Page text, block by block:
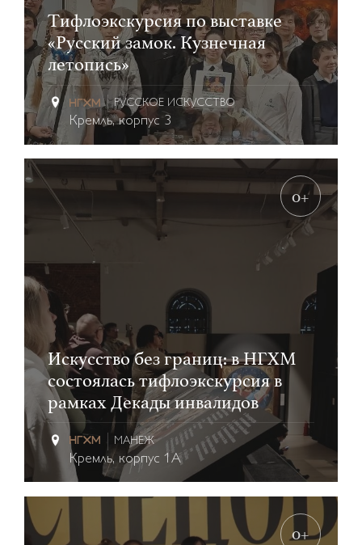
Тифлоэкскурсия по выставке
«Русский замок. Кузнечная
летопись»
РУССКОЕ ИСКУССТВО
Кремль, корпус 3
0+
Искусство без границ: в НГХМ
состоялась тифлоэкскурсия в
рамках Декады инвалидов
МАНЕЖ
Кремль, корпус 1А
0+